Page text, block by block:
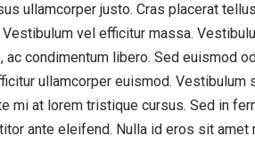
ullamcorper justo. Cras placerat
vel efficitur massa.
condimentum libero. Sed euismod
ullamcorper euismod. Vestibulum
mi at lorem tristique cursus. Sed in
ante eleifend. Nulla id eros sit amet